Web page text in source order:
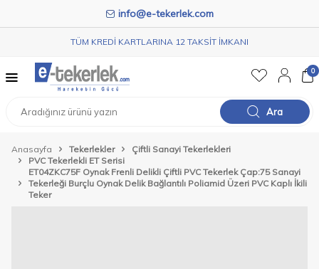
info@e-tekerlek.com
TÜM KREDİ KARTLARINA 12 TAKSİT İMKANI
Ara
0
Anasayfa Tekerlekler
Çiftli Sanayi Tekerlekleri
PVC Tekerlekli ET Serisi
ET04ZKC75F Oynak Frenli Delikli Çiftli PVC Tekerlek Çap:75 Sanayi
Tekerleği Burçlu Oynak Delik Bağlantılı Poliamid Üzeri PVC Kaplı İkili
Teker